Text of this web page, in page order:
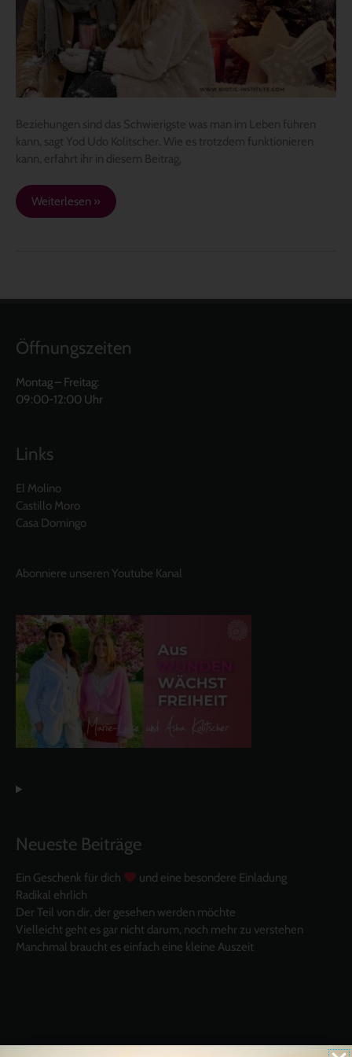
Beziehungen sind das Schwierigste was man im Leben führen
kann, sagt Yod Udo Kolitscher. Wie es trotzdem funktionieren
kann, erfahrt ihr in diesem Beitrag,
Weiterlesen »
Öffnungszeiten
Montag – Freitag:
09:00-12:00 Uhr
Links
El Molino
Castillo Moro
Casa Domingo
Abonniere unseren Youtube Kanal
Neueste Beiträge
Ein Geschenk für dich
und eine besondere Einladung
Radikal ehrlich
Der Teil von dir, der gesehen werden möchte
Vielleicht geht es gar nicht darum, noch mehr zu verstehen
Manchmal braucht es einfach eine kleine Auszeit